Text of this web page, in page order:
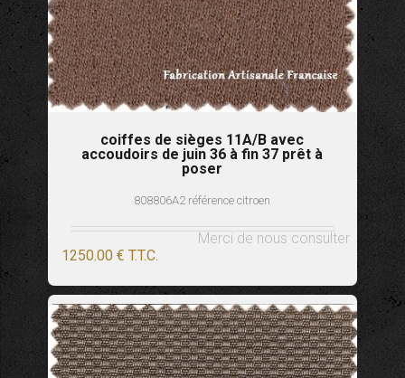
coiffes de sièges 11A/B avec
accoudoirs de juin 36 à fin 37 prêt à
poser
808806A2 référence citroen
1250.00 € T.T.C.
Merci de nous consulter